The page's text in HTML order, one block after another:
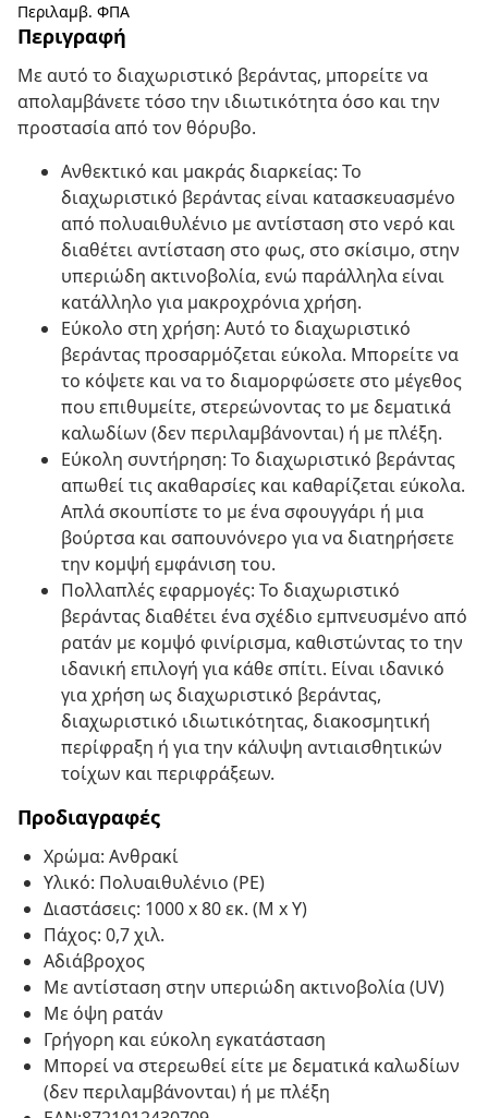
Περιλαμβ. ΦΠΑ
Περιγραφή
Με αυτό το διαχωριστικό βεράντας, μπορείτε να
απολαμβάνετε τόσο την ιδιωτικότητα όσο και την
προστασία από τον θόρυβο.
Ανθεκτικό και μακράς διαρκείας: Το
διαχωριστικό βεράντας είναι κατασκευασμένο
από πολυαιθυλένιο με αντίσταση στο νερό και
διαθέτει αντίσταση στο φως, στο σκίσιμο, στην
υπεριώδη ακτινοβολία, ενώ παράλληλα είναι
κατάλληλο για μακροχρόνια χρήση.
Εύκολο στη χρήση: Αυτό το διαχωριστικό
βεράντας προσαρμόζεται εύκολα. Μπορείτε να
το κόψετε και να το διαμορφώσετε στο μέγεθος
που επιθυμείτε, στερεώνοντας το με δεματικά
καλωδίων (δεν περιλαμβάνονται) ή με πλέξη.
Εύκολη συντήρηση: Το διαχωριστικό βεράντας
απωθεί τις ακαθαρσίες και καθαρίζεται εύκολα.
Απλά σκουπίστε το με ένα σφουγγάρι ή μια
βούρτσα και σαπουνόνερο για να διατηρήσετε
την κομψή εμφάνιση του.
Πολλαπλές εφαρμογές: Το διαχωριστικό
βεράντας διαθέτει ένα σχέδιο εμπνευσμένο από
ρατάν με κομψό φινίρισμα, καθιστώντας το την
ιδανική επιλογή για κάθε σπίτι. Είναι ιδανικό
για χρήση ως διαχωριστικό βεράντας,
διαχωριστικό ιδιωτικότητας, διακοσμητική
περίφραξη ή για την κάλυψη αντιαισθητικών
τοίχων και περιφράξεων.
Προδιαγραφές
Χρώμα: Ανθρακί
Υλικό: Πολυαιθυλένιο (PE)
Διαστάσεις: 1000 x 80 εκ. (Μ x Υ)
Πάχος: 0,7 χιλ.
Αδιάβροχος
Με αντίσταση στην υπεριώδη ακτινοβολία (UV)
Με όψη ρατάν
Γρήγορη και εύκολη εγκατάσταση
Μπορεί να στερεωθεί είτε με δεματικά καλωδίων
(δεν περιλαμβάνονται) ή με πλέξη